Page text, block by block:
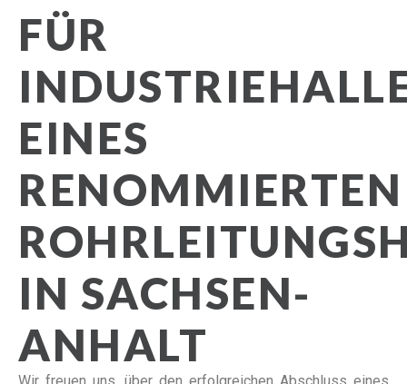
ÜR I
NDUSTRIEHALLE
INES R
ENOMMIERTEN R
N SACHSEN-A
NHALT